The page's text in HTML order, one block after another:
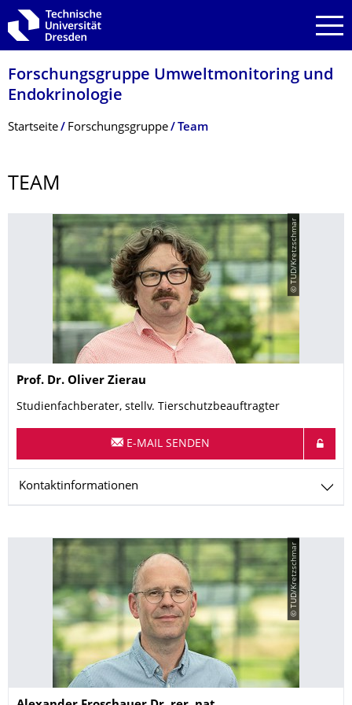
Zur Hauptnavigation springen
Zur Suche springen
Zum Inhalt springen
Forschungsgruppe Umweltmonitoring und
Endokrinologie
Breadcrumb-Menü
Startseite Forschungsgruppe Team
TEAM
© TUD/Kretzschmar
Name
Prof. Dr. Oliver Zierau
Studienfachberater, stellv. Tierschutzbeauftragter
E-MAIL SENDEN
Kontaktinformationen
© TUD/Kretzschmar
Name